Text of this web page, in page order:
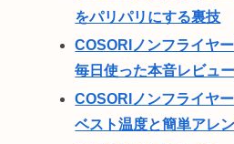
をパリパリにする裏技
COSORIノンフライヤ
毎日使った本音レビュー
COSORIノンフライヤ
ベスト温度と簡単アレ